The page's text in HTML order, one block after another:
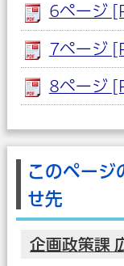
6ページ
7ページ
8ページ
このページ
せ先
企画政策課